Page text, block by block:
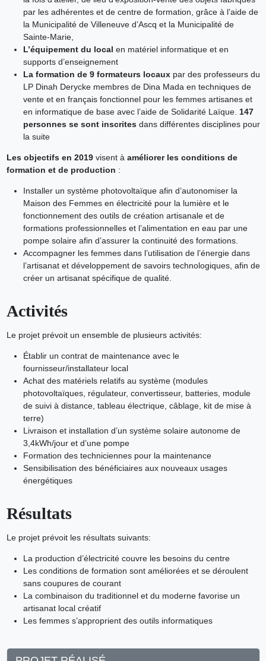
par les adhérentes et de centre de formation, grâce à l’aide de
la Municipalité de Villeneuve d’Ascq et la Municipalité de
Sainte-Marie,
L’équipement du local en matériel informatique et en
supports d’enseignement
La formation de 9 formateurs locauxpar des professeurs du
LP Dinah Derycke membres de Dina Mada en techniques de
vente et en français fonctionnel pour les femmes artisanes et
en informatique de base avec l’aide de Solidarité Laïque. 147
personnes se sont inscritesdans différentes disciplines pour
la suite
Les objectifs en 2019visent à améliorer les conditions de
formation et de production :
Installer un système photovoltaïque afin d’autonomiser la
Maison des Femmes en électricité pour la lumière et le
fonctionnement des outils de création artisanale et de
formations professionnelles et l’alimentation en eau par une
pompe solaire afin d’assurer la continuité des formations.
Accompagner les femmes dans l’utilisation de l’énergie dans
l’artisanat et développement de savoirs technologiques, afin de
créer un artisanat spécifique de qualité.
Activités
Le projet prévoit un ensemble de plusieurs activités:
Établir un contrat de maintenance avec le
fournisseur/installateur local
Achat des matériels relatifs au système (modules
photovoltaïques, régulateur, convertisseur, batteries, module
de suivi à distance, tableau électrique, câblage, kit de mise à
terre)
Livraison et installation d’un système solaire autonome de
3,4kWh/jour et d’une pompe
Formation des techniciennes pour la maintenance
Sensibilisation des bénéficiaires aux nouveaux usages
énergétiques
Résultats
Le projet prévoit les résultats suivants:
La production d’électricité couvre les besoins du centre
Les conditions de formation sont améliorées et se déroulent
sans coupures de courant
La combinaison du traditionnel et du moderne favorise un
artisanat local créatif
Les femmes s’approprient des outils informatiques